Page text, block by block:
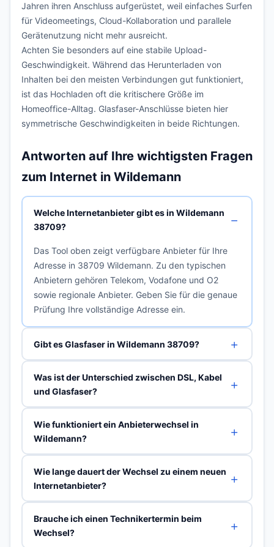
Jahren ihren Anschluss aufgerüstet, weil einfaches Surfen
für Videomeetings, Cloud-Kollaboration und parallele
Gerätenutzung nicht mehr ausreicht.
Achten Sie besonders auf eine stabile Upload-
Geschwindigkeit. Während das Herunterladen von
Inhalten bei den meisten Verbindungen gut funktioniert,
ist das Hochladen oft die kritischere Größe im
Homeoffice-Alltag. Glasfaser-Anschlüsse bieten hier
symmetrische Geschwindigkeiten in beide Richtungen.
Antworten auf Ihre wichtigsten Fragen
zum Internet in Wildemann
Welche Internetanbieter gibt es in Wildemann
38709?
Das Tool oben zeigt verfügbare Anbieter für Ihre
Adresse in 38709 Wildemann. Zu den typischen
Anbietern gehören Telekom, Vodafone und O2
sowie regionale Anbieter. Geben Sie für die genaue
Prüfung Ihre vollständige Adresse ein.
Gibt es Glasfaser in Wildemann 38709?
Was ist der Unterschied zwischen DSL, Kabel
und Glasfaser?
Wie funktioniert ein Anbieterwechsel in
Wildemann?
Wie lange dauert der Wechsel zu einem neuen
Internetanbieter?
Brauche ich einen Technikertermin beim
Wechsel?